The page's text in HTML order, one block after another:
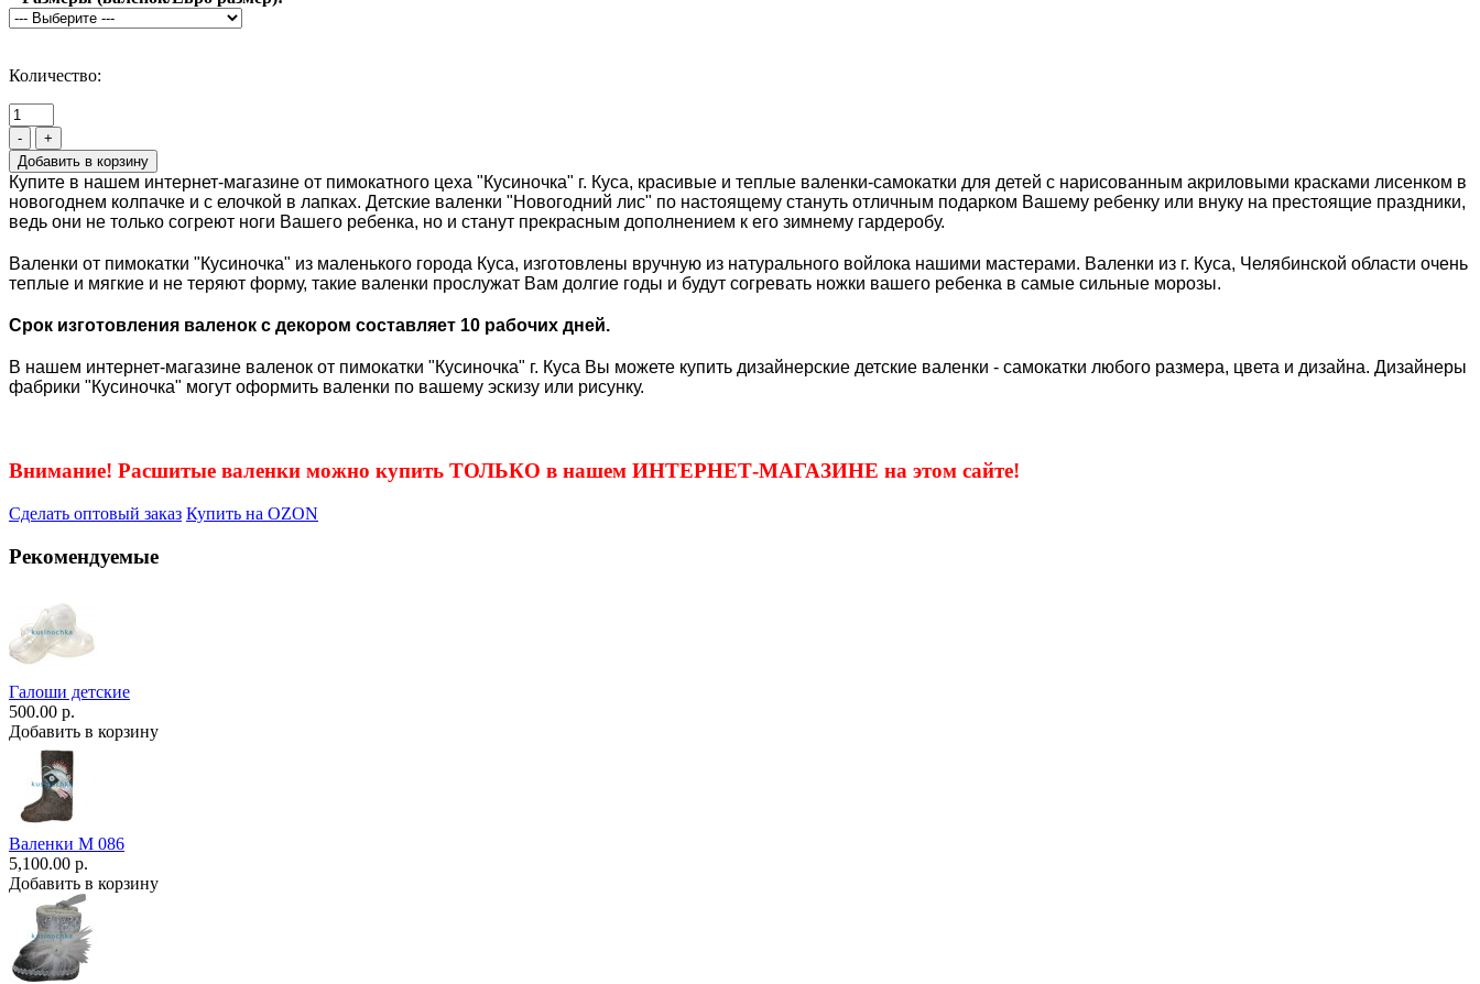
Количество:
- +
Купите в нашем интернет-магазине от пимокатного цеха "Кусиночка" г. Куса, красивые и теплые валенки-самокатки для детей с нарисованным акриловыми красками лисенком в
новогоднем колпачке и с елочкой в лапках. Детские валенки "Новогодний лис" по настоящему стануть отличным подарком Вашему ребенку или внуку на престоящие праздники,
ведь они не только согреют ноги Вашего ребенка, но и станут прекрасным дополнением к его зимнему гардеробу.
Валенки от пимокатки "Кусиночка" из маленького города Куса, изготовлены вручную из натурального войлока нашими мастерами. Валенки из г. Куса, Челябинской области очень
теплые и мягкие и не теряют форму, такие валенки прослужат Вам долгие годы и будут согревать ножки вашего ребенка в самые сильные морозы.
Срок изготовления валенок с декором составляет 10 рабочих дней.
В нашем интернет-магазине валенок от пимокатки "Кусиночка" г. Куса Вы можете купить дизайнерские детские валенки - самокатки любого размера, цвета и дизайна. Дизайнеры
фабрики "Кусиночка" могут оформить валенки по вашему эскизу или рисунку.
Внимание! Расшитые валенки можно купить ТОЛЬКО в нашем ИНТЕРНЕТ-МАГАЗИНЕ на этом сайте!
Сделать оптовый заказ Купить на OZON
Рекомендуемые
Галоши детские
500.00 р.
Добавить в корзину
Валенки М 086
5,100.00 р.
Добавить в корзину